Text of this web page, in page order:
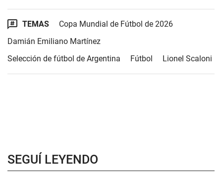
TEMAS
Copa Mundial de Fútbol de 2026
Damián Emiliano Martínez
Selección de fútbol de Argentina
Fútbol Lionel Scaloni
SEGUÍ LEYENDO